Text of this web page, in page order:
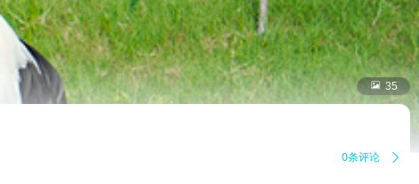
 35
0条评论 